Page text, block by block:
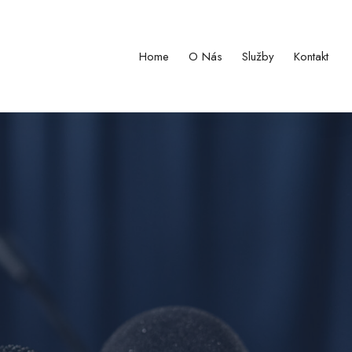
Home O Nás Služby Kontakt